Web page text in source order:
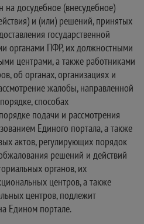
досудебное (внесудебное)
и (или) решений, принятых
государственной
органами ПФР, их должностными
центрами, а также работниками
об органах, организациях и
жалобы, направленной
способах
подачи и рассмотрения
Единого портала, а также
актов, регулирующих порядок
решений и действий
органов, их
центров, а также
центров, подлежит
Едином портале.